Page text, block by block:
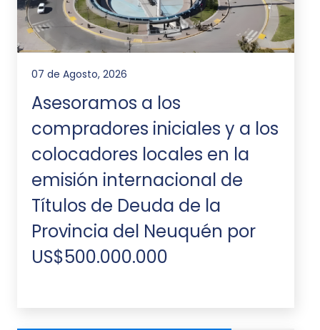
07 de Agosto, 2026
Asesoramos a los
compradores iniciales y a los
colocadores locales en la
emisión internacional de
Títulos de Deuda de la
Provincia del Neuquén por
US$500.000.000